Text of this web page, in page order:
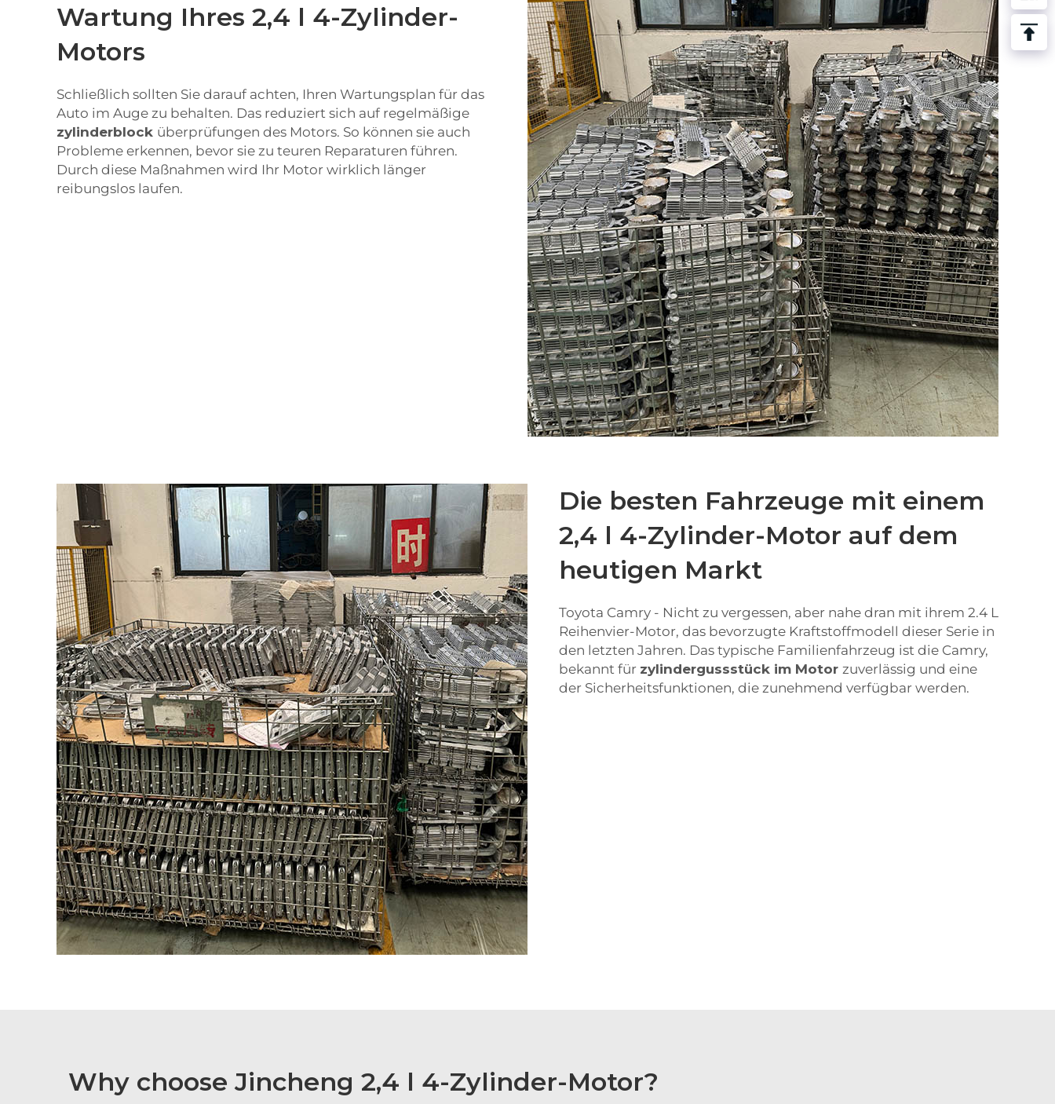
Wartung Ihres 2,4 l 4-Zylinder-
Motors
Schließlich sollten Sie darauf achten, Ihren Wartungsplan für das
Auto im Auge zu behalten. Das reduziert sich auf regelmäßige
zylinderblock überprüfungen des Motors. So können sie auch
Probleme erkennen, bevor sie zu teuren Reparaturen führen.
Durch diese Maßnahmen wird Ihr Motor wirklich länger
reibungslos laufen.
Die besten Fahrzeuge mit einem
2,4 l 4-Zylinder-Motor auf dem
heutigen Markt
Toyota Camry - Nicht zu vergessen, aber nahe dran mit ihrem 2.4 L
Reihenvier-Motor, das bevorzugte Kraftstoffmodell dieser Serie in
den letzten Jahren. Das typische Familienfahrzeug ist die Camry,
bekannt für zylindergussstück im Motor zuverlässig und eine
der Sicherheitsfunktionen, die zunehmend verfügbar werden.
Why choose Jincheng 2,4 l 4-Zylinder-Motor?